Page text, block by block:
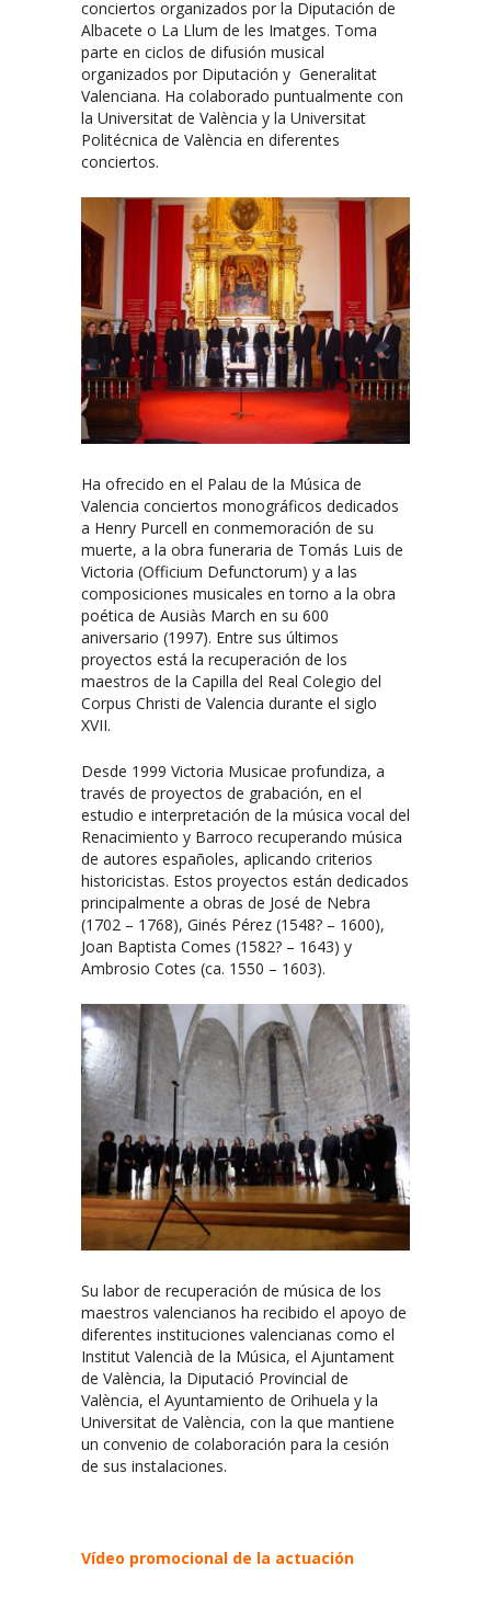
conciertos organizados por la Diputación de
Albacete o La Llum de les Imatges. Toma
parte en ciclos de difusión musical
organizados por Diputación y Generalitat
Valenciana. Ha colaborado puntualmente con
la Universitat de València y la Universitat
Politécnica de València en diferentes
conciertos.
Ha ofrecido en el Palau de la Música de
Valencia conciertos monográficos dedicados
a Henry Purcell en conmemoración de su
muerte, a la obra funeraria de Tomás Luis de
Victoria (Officium Defunctorum) y a las
composiciones musicales en torno a la obra
poética de Ausiàs March en su 600
aniversario (1997). Entre sus últimos
proyectos está la recuperación de los
maestros de la Capilla del Real Colegio del
Corpus Christi de Valencia durante el siglo
XVII.
Desde 1999 Victoria Musicae profundiza, a
través de proyectos de grabación, en el
estudio e interpretación de la música vocal del
Renacimiento y Barroco recuperando música
de autores españoles, aplicando criterios
historicistas. Estos proyectos están dedicados
principalmente a obras de José de Nebra
(1702 – 1768), Ginés Pérez (1548? – 1600),
Joan Baptista Comes (1582? – 1643) y
Ambrosio Cotes (ca. 1550 – 1603).
Su labor de recuperación de música de los
maestros valencianos ha recibido el apoyo de
diferentes instituciones valencianas como el
Institut Valencià de la Música, el Ajuntament
de València, la Diputació Provincial de
València, el Ayuntamiento de Orihuela y la
Universitat de València, con la que mantiene
un convenio de colaboración para la cesión
de sus instalaciones.
Vídeo promocional de la actuación